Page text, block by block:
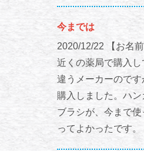
今までは
2020/12/22 【お名
近くの薬局で購入
違うメーカーので
購入しました。ハ
ブラシが、今まで
ってよかったです。